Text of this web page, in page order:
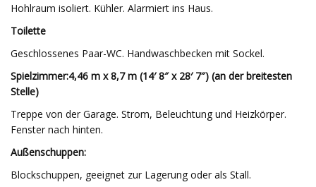
Hohlraum isoliert. Kühler. Alarmiert ins Haus.
Toilette
Geschlossenes Paar-WC. Handwaschbecken mit Sockel.
Spielzimmer:4,46 m x 8,7 m (14′ 8″ x 28′ 7″) (an der breitesten
Stelle)
Treppe von der Garage. Strom, Beleuchtung und Heizkörper.
Fenster nach hinten.
Außenschuppen:
Blockschuppen, geeignet zur Lagerung oder als Stall.